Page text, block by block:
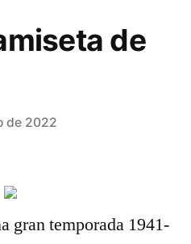
de
de 2022
gran temporada 1941-